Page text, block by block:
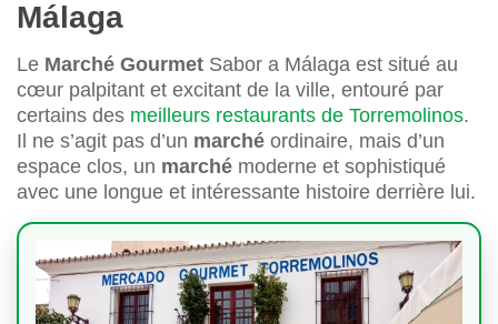
Málaga
Le Marché Gourmet Sabor a Málaga est situé au
cœur palpitant et excitant de la ville, entouré par
certains des meilleurs restaurants de Torremolinos.
Il ne s’agit pas d’un marché ordinaire, mais d’un
espace clos, un marché moderne et sophistiqué
avec une longue et intéressante histoire derrière lui.